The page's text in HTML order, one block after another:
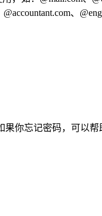
、
你忘记密码，可以帮